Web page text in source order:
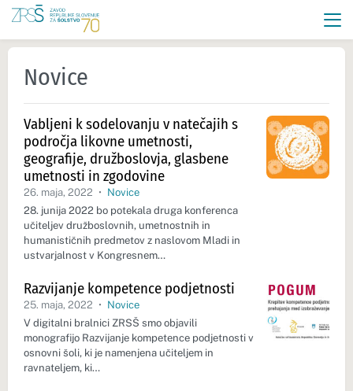
Novice
Vabljeni k sodelovanju v natečajih s
področja likovne umetnosti,
geografije, družboslovja, glasbene
umetnosti in zgodovine
26. maja, 2022 • Novice
28. junija 2022 bo potekala druga konferenca
učiteljev družboslovnih, umetnostnih in
humanističnih predmetov z naslovom Mladi in
ustvarjalnost v Kongresnem…
Razvijanje kompetence podjetnosti
25. maja, 2022 • Novice
V digitalni bralnici ZRSŠ smo objavili
monografijo Razvijanje kompetence podjetnosti v
osnovni šoli, ki je namenjena učiteljem in
ravnateljem, ki…